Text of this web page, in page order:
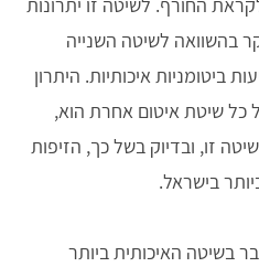
החורף. לשיטה זו יתרונות
בהשוואה לשיטה השנייה
ביטומניות איכותיות. היתרון
כל שיטת איטום אחרת הוא,
זו, ובדיוק בשל כך, הזיפות
בישראל.
בשיטה האיכותית ביותר